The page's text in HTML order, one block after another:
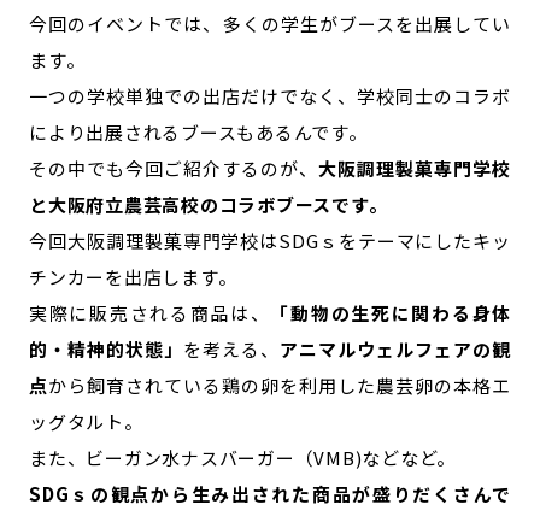
今回のイベントでは、多くの学生がブースを出展してい
ます。
一つの学校単独での出店だけでなく、学校同士のコラボ
により出展されるブースもあるんです。
その中でも今回ご紹介するのが、大阪調理製菓専門学校
と大阪府立農芸高校のコラボブースです。
今回大阪調理製菓専門学校はSDGｓをテーマにしたキッ
チンカーを出店します。
実際に販売される商品は、
「動物の生死に関わる身体
的・精神的状態」 を考える、 アニマルウェルフェアの観
点から飼育されている鶏の卵を利用した農芸卵の本格エ
ッグタルト。
また、ビーガン水ナスバーガー（VMB)などなど。
SDGｓの観点から生み出された商品が盛りだくさんで